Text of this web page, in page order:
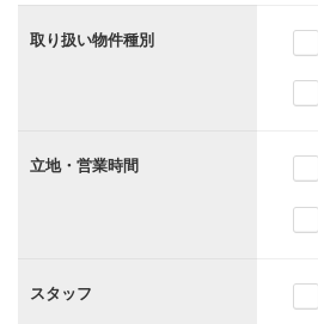
取り扱い物件種別
立地・営業時間
スタッフ